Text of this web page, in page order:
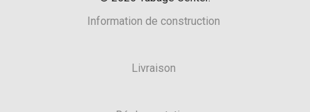
Information de construction
Livraison